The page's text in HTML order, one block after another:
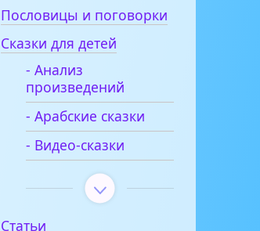
Пословицы и поговорки
Сказки для детей
- Анализ
произведений
- Арабские сказки
- Видео-сказки
Статьи